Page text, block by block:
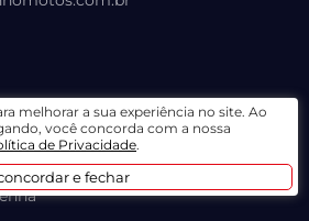
Outlet
melhorar a sua experiência no site. Ao
você concorda com a nossa
de Privacidade.
e fechar